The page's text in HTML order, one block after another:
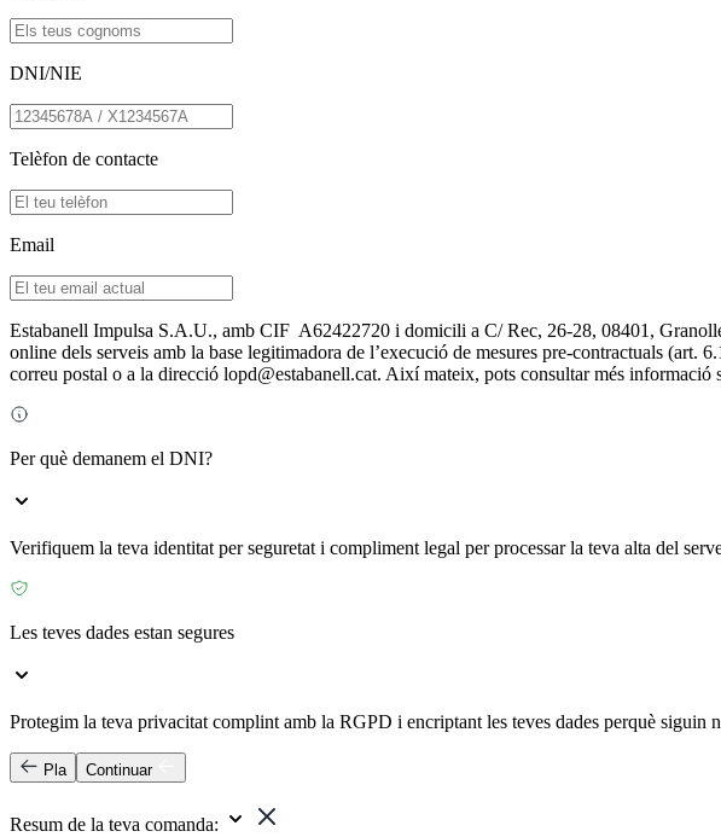
DNI/NIE
Telèfon de contacte
Email
Estabanell Impulsa S.A.U., amb CIF A62422720 i domicili a C/ Rec, 26-28, 08401,
online dels serveis amb la base legitimadora de l’execució de mesures pre-contractuals
correu postal o a la direcció lopd@estabanell.cat. Així mateix, pots consultar més informació
Per què demanem el DNI?
Verifiquem la teva identitat per seguretat i compliment legal per processar la teva alta del
Les teves dades estan segures
Protegim la teva privacitat complint amb la RGPD i encriptant les teves dades perquè siguin
Pla Continuar
Resum de la teva comanda: